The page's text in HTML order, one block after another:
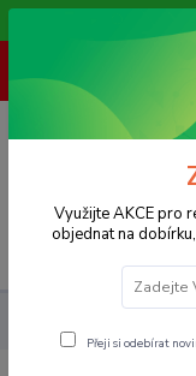
Vítáme Vás na
(Po-Pá, 8-16 hod.)
Využijte AKCE pro
objednat na
Přeji si odebírat